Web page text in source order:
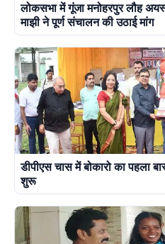
लोकसभा में गूंजा मनोहरपुर लौह
माझी ने पूर्ण संचालन की उठाई मांग
डीपीएस चास में बोकारो का पहला
शुरू